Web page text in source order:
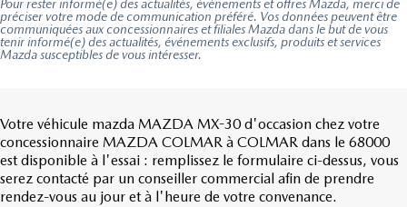
lampe de coffre
Pour rester informé(e) des actualités, événements et offres Mazda, merci de
préciser votre mode de communication préféré. Vos données peuvent être
communiquées aux concessionnaires et filiales Mazda dans le but de vous
tenir informé(e) des actualités, événements exclusifs, produits et services
Mazda susceptibles de vous intéresser.
Votre véhicule mazda MAZDA MX-30 d'occasion chez votre
concessionnaire MAZDA COLMAR à COLMAR dans le 68000
est disponible à l'essai : remplissez le formulaire ci-dessus, vous
serez contacté par un conseiller commercial afin de prendre
rendez-vous au jour et à l'heure de votre convenance.